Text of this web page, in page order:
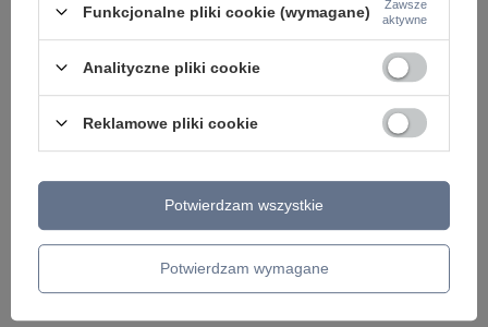
385,00 zł / szt.
PL0122-CB Yaskr
395,00 zł / szt.
Funkcjonalne pliki cookie (wymagane)
Zawsze
aktywne
Analityczne pliki cookie
Reklamowe pliki cookie
Potwierdzam wymagane
Potwierdzam wszystkie